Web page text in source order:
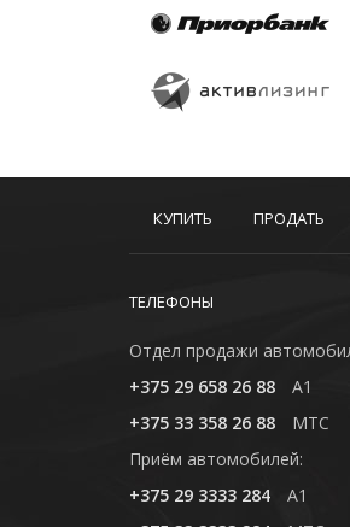
КУПИТЬ ПРОДАТЬ
ТЕЛЕФОНЫ
Отдел продажи
+375 29 658 26 88
A1
+375 33 358 26 88
MTC
Приём автомобилей:
+375 29 3333 284
A1